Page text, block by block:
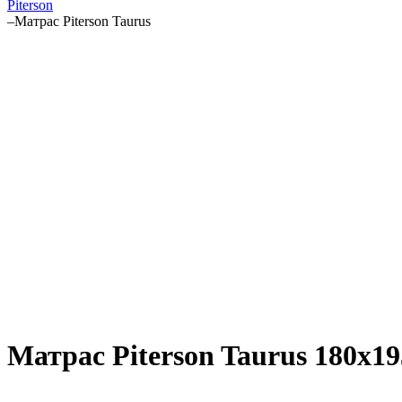
Piterson
–Матрас Piterson Taurus
Матрас Piterson Taurus